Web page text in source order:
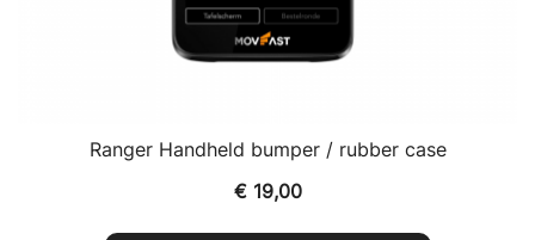
Ranger Handheld bumper / rubber case
€19,00